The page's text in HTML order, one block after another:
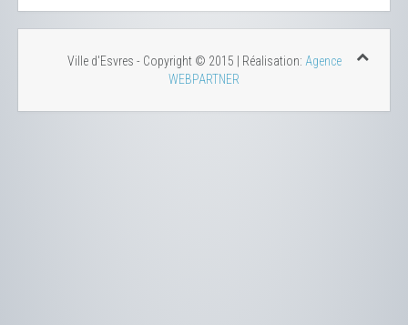
Ville d'Esvres - Copyright © 2015 | Réalisation: Agence
WEBPARTNER